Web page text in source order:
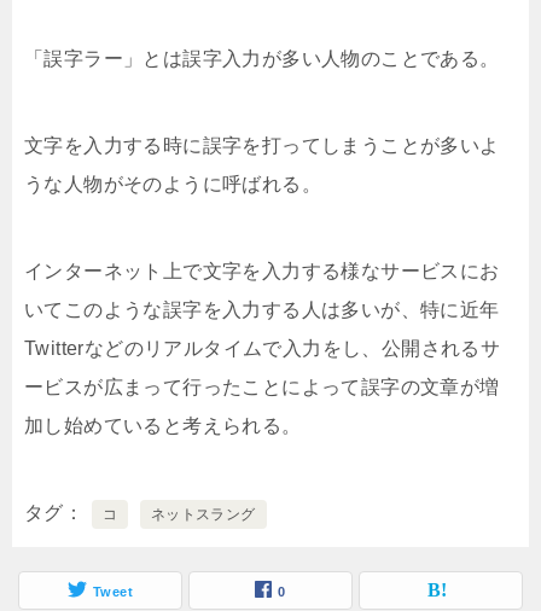
「誤字ラー」とは誤字入力が多い人物のことである。
文字を入力する時に誤字を打ってしまうことが多いよ
うな人物がそのように呼ばれる。
インターネット上で文字を入力する様なサービスにお
いてこのような誤字を入力する人は多いが、特に近年
Twitterなどのリアルタイムで入力をし、公開されるサ
ービスが広まって行ったことによって誤字の文章が増
加し始めていると考えられる。
タグ コ ネットスラング
Tweet 0